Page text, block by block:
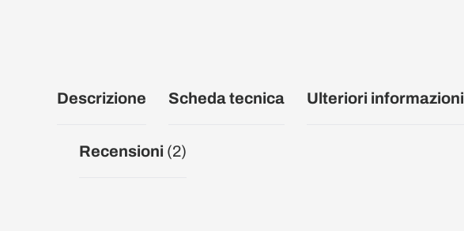
Descrizione Scheda tecnica Ulteriori informazioni
Recensioni (2)